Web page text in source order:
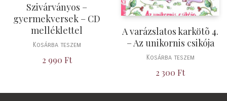
Szivárványos –
gyermekversek – CD
melléklettel
Kosárba teszem
2 990 Ft
A varázslatos karkötõ 4.
– Az unikornis csikója
Kosárba teszem
2 300 Ft